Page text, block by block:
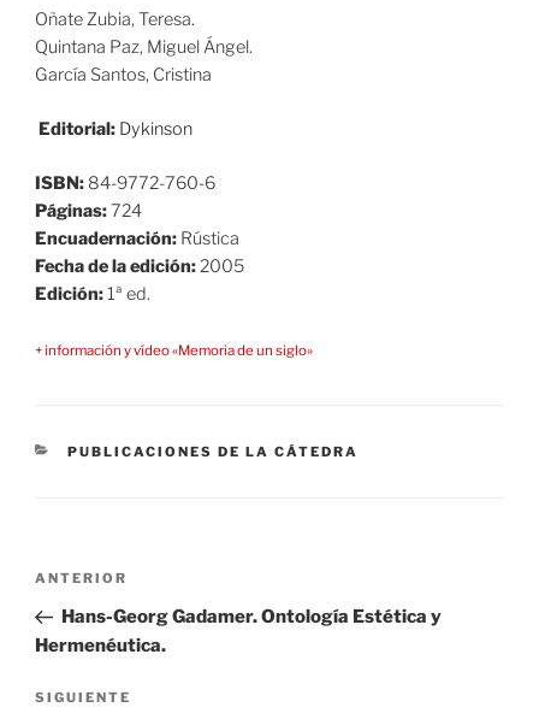
Oñate Zubia, Teresa.
Quintana Paz, Miguel Ángel.
García Santos, Cristina
Editorial: Dykinson
ISBN:84-9772-760-6
Páginas:724
Encuadernación:Rústica
Fecha de la edición:2005
Edición:1ª ed.
+ información y vídeo «Memoria de un siglo»
CATEGORÍAS
PUBLICACIONES DE LA CÁTEDRA
Navegación
entradas
Entrada
anterior:
ANTERIOR
Hans-Georg Gadamer. Ontología Estética y
Hermenéutica.
Siguiente
SIGUIENTE